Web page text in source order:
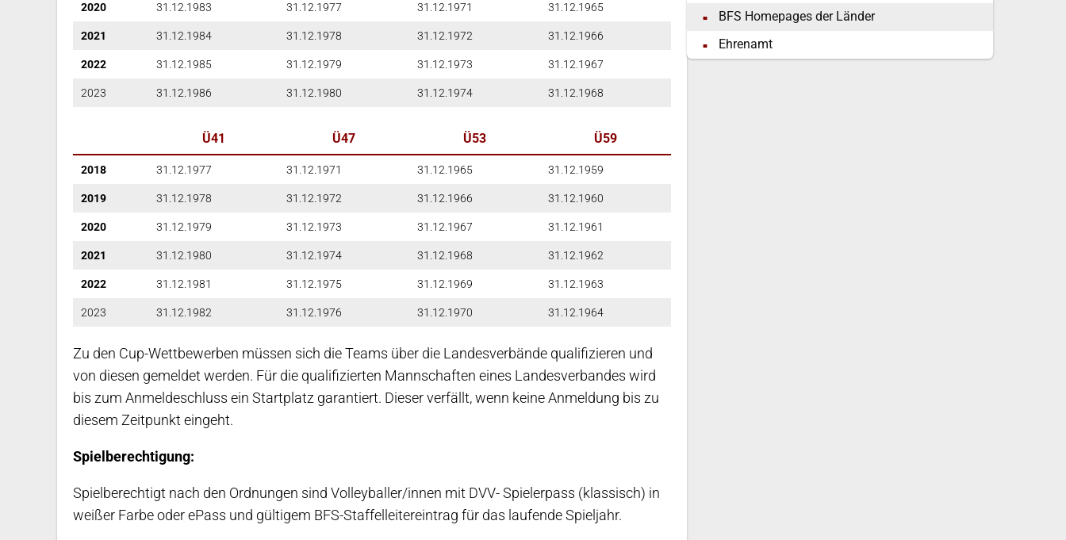
2020 31.12.1983 31.12.1977 31.12.1971 31.12.1965
2021 31.12.1984 31.12.1978 31.12.1972 31.12.1966
2022 31.12.1985 31.12.1979 31.12.1973 31.12.1967
2023 31.12.1986 31.12.1980 31.12.1974 31.12.1968
Ü41 Ü47 Ü53 Ü59
2018 31.12.1977 31.12.1971 31.12.1965 31.12.1959
2019 31.12.1978 31.12.1972 31.12.1966 31.12.1960
2020 31.12.1979 31.12.1973 31.12.1967 31.12.1961
2021 31.12.1980 31.12.1974 31.12.1968 31.12.1962
2022 31.12.1981 31.12.1975 31.12.1969 31.12.1963
2023 31.12.1982 31.12.1976 31.12.1970 31.12.1964
Zu den Cup-Wettbewerben müssen sich die Teams über die Landesverbände qualifizieren und
von diesen gemeldet werden. Für die qualifizierten Mannschaften eines Landesverbandes wird
bis zum Anmeldeschluss ein Startplatz garantiert. Dieser verfällt, wenn keine Anmeldung bis zu
diesem Zeitpunkt eingeht.
Spielberechtigung:
Spielberechtigt nach den Ordnungen sind Volleyballer/innen mit DVV- Spielerpass (klassisch) in
weißer Farbe oder ePass und gültigem BFS-Staffelleitereintrag für das laufende Spieljahr.
BFS Homepages der Länder
Ehrenamt